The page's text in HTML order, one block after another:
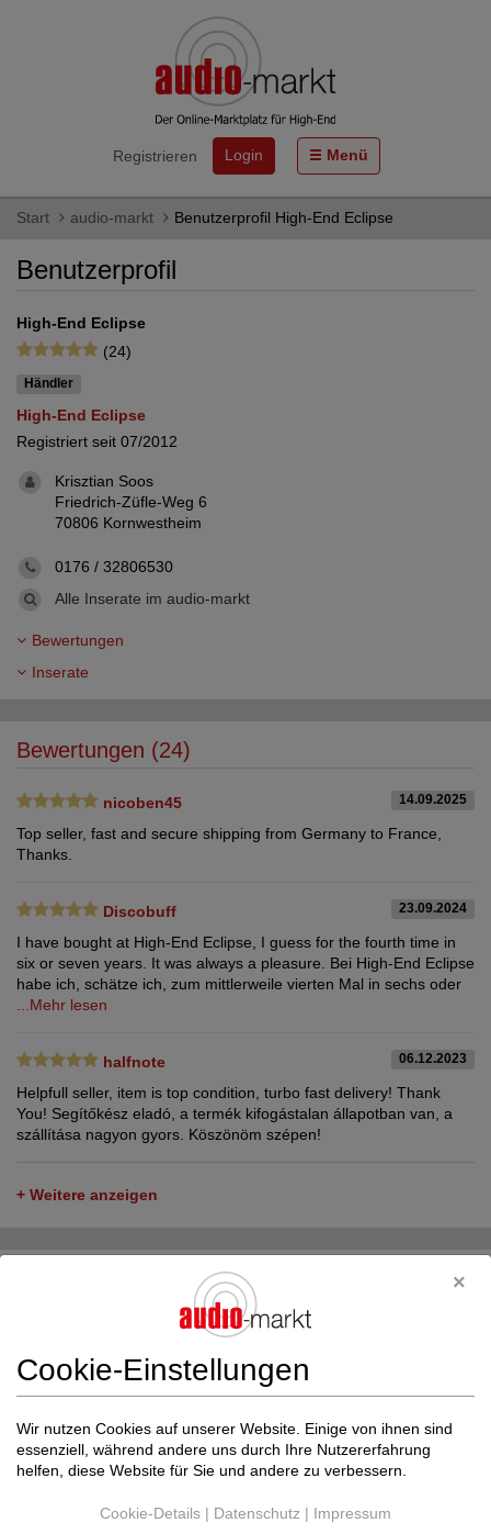
Registrieren Login Menü
Start audio-markt Benutzerprofil High-End Eclipse
Benutzerprofil
High-End Eclipse
(24)
Händler
High-End Eclipse
Registriert seit 07/2012
Krisztian Soos
Friedrich-Züfle-Weg 6
70806 Kornwestheim
0176 / 32806530
Alle Inserate im audio-markt
Bewertungen
Inserate
Bewertungen (24)
nicoben45 14.09.2025
Top seller, fast and secure shipping from Germany to France,
Thanks.
Discobuff 23.09.2024
I have bought at High-End Eclipse, I guess for the fourth time in
six or seven years. It was always a pleasure. Bei High-End Eclipse
habe ich, schätze ich, zum mittlerweile vierten Mal in sechs oder
...Mehr lesen
halfnote 06.12.2023
Helpfull seller, item is top condition, turbo fast delivery! Thank
You! Segítőkész eladó, a termék kifogástalan állapotban van, a
szállítása nagyon gyors. Köszönöm szépen!
+ Weitere anzeigen
Inserate von High-End Eclipse im audio-markt
Cookie-Einstellungen
Wir nutzen Cookies auf unserer Website. Einige von ihnen sind
essenziell, während andere uns durch Ihre Nutzererfahrung
helfen, diese Website für Sie und andere zu verbessern.
Cookie-Details | Datenschutz | Impressum